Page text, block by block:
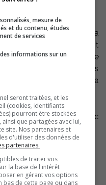
SI J’OSAIS y sera
de la région ont
participeront à une partie
D’autres parties
toute la semaine à la
sera aussi animé, avec
mesure de
et du contenu, études
de services
informations sur un
seront traitées, et les
(cookies, identifiants
pourront être stockées
que partagées avec lui,
site. Nos partenaires et
d'utiliser des données de
partenaires.
de traiter vos
la base de l'intérêt
en gérant vos options
bas de cette page ou dans